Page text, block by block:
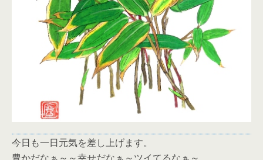
今日も一日元気を差し上げます。
豊かだなぁ～～幸せだなぁ～ツイてるなぁ～